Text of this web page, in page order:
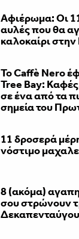
Αφιέρωμα: Οι
αυλές που θα
καλοκαίρι
Το Caffè Nero
Tree Bay:
σε ένα από τα
σημεία του
11 δροσερά
νόστιμο
8 (ακόμα)
σου στρώνουν